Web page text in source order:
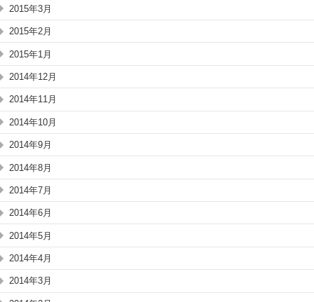
2015年3月
2015年2月
2015年1月
2014年12月
2014年11月
2014年10月
2014年9月
2014年8月
2014年7月
2014年6月
2014年5月
2014年4月
2014年3月